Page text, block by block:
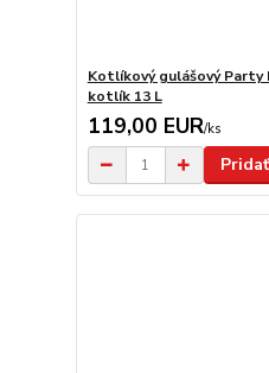
Kotlíkový gulášový Party
kotlík 13 L
119,00 EUR/ks